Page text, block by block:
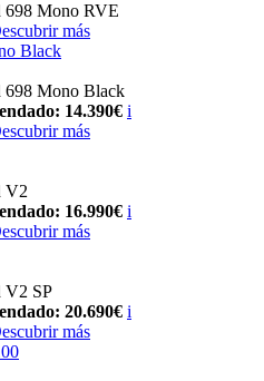
698 Mono RVE
más
Black
698 Mono Black
14.390€ i
más
V2
16.990€ i
más
V2 SP
20.690€ i
más